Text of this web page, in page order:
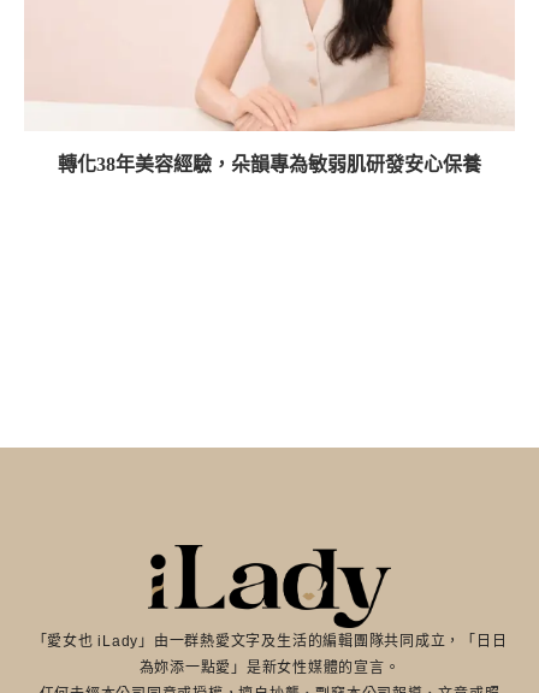
轉化38年美容經驗，朵韻專為敏弱肌研發安心保養
「愛女也 iLady」由一群熱愛文字及生活的編輯團隊共同成立，「日日
為妳添一點愛」是新女性媒體的宣言。